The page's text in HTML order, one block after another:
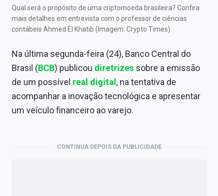
Central dos IPOs
Finanças Pessoais
Mercados
Economia
Qual será o propósito de uma criptomoeda brasileira? Confira
mais detalhes em entrevista com o professor de ciências
contábeis Ahmed El Khatib (Imagem: Crypto Times)
Na última segunda-feira (24), Banco Central do
Brasil (BCB) publicou diretrizes sobre a emissão
de um possível real digital , na tentativa de
acompanhar a inovação tecnológica e apresentar
um veículo financeiro ao varejo.
CONTINUA DEPOIS DA PUBLICIDADE